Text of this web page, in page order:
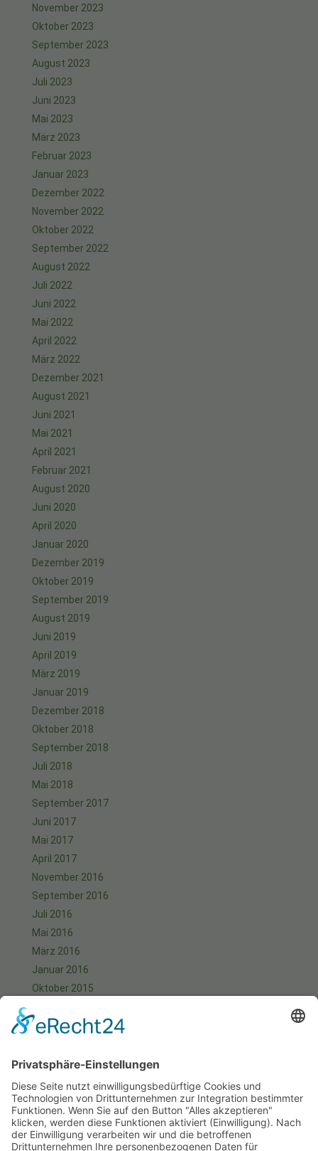
November 2023
Oktober 2023
September 2023
August 2023
Juli 2023
Juni 2023
Mai 2023
März 2023
Februar 2023
Januar 2023
Dezember 2022
November 2022
Oktober 2022
September 2022
August 2022
Juli 2022
Juni 2022
Mai 2022
April 2022
März 2022
Dezember 2021
August 2021
Juni 2021
Mai 2021
April 2021
Februar 2021
August 2020
Juni 2020
April 2020
Januar 2020
Dezember 2019
Oktober 2019
September 2019
August 2019
Juni 2019
April 2019
März 2019
Januar 2019
Dezember 2018
Oktober 2018
September 2018
Juli 2018
Mai 2018
September 2017
Juni 2017
Mai 2017
April 2017
November 2016
September 2016
Juli 2016
Mai 2016
März 2016
Januar 2016
Oktober 2015
August 2015
Juni 2015
Mai 2015
April 2015
März 2015
Januar 2015